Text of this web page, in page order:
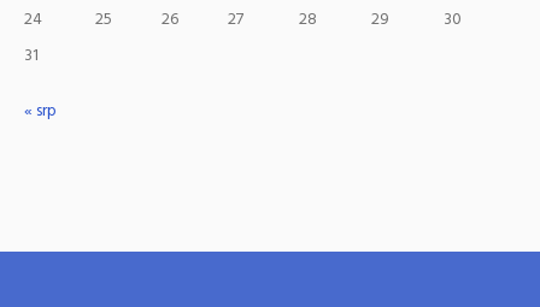
24
25 26 27 28 29
30
31
« srp